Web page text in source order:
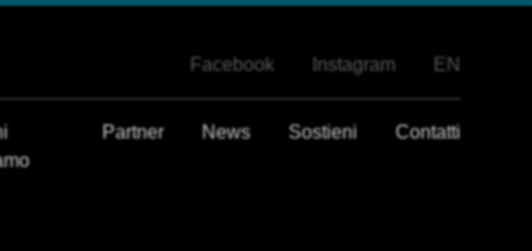
Facebook Instagram EN
Partner News Sostieni Contatti